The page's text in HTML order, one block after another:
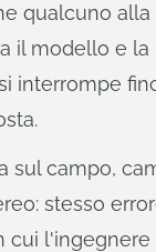
qualcuno alla
il modello e la
interrompe
sul campo,
stesso
cui l'ingegnere